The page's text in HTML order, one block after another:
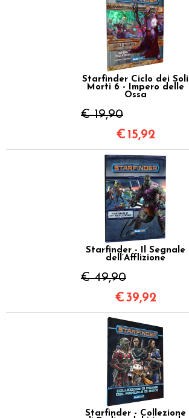
Starfinder Ciclo dei Soli
Morti 6 - Impero delle
Ossa
€ 19,90
€ 15,92
Starfinder - Il Segnale
dell’Afflizione
€ 49,90
€39,92
Starfinder - Collezione